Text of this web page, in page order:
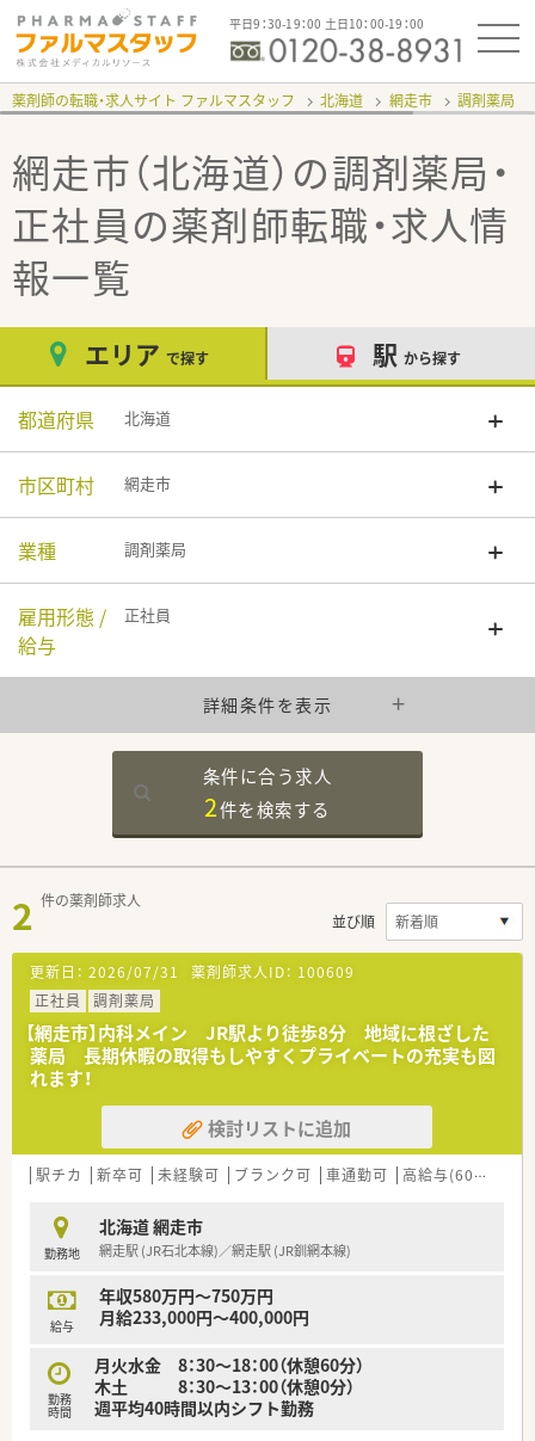
平日9：30-19：00 土日10：00-19：00
薬剤師の転職・求人サイト ファルマスタッフ 北海道 網走市 調剤薬局
網走市（北海道）の調剤薬局・
正社員の薬剤師転職・求人情
報一覧
エリア で探す 駅 から探す
都道府県 北海道
市区町村 網走市
業種 調剤薬局
雇用形態 /
給与
正社員
詳細条件を表示
条件に合う求人
2件を検索する
2 件の薬剤師求人
並び順
更新日： 2026/07/31 薬剤師求人ID： 100609
正社員
調剤薬局
【網走市】内科メイン JR駅より徒歩8分 地域に根ざした
薬局 長期休暇の取得もしやすくプライベートの充実も図
れます！
検討リストに追加
駅チカ 新卒可 未経験可 ブランク可 車通勤可 高給与(600万円以上)
勤務地
北海道 網走市
網走駅 (JR石北本線)／網走駅 (JR釧網本線)
給与
年収580万円～750万円
月給233,000円～400,000円
勤務
時間
月火水金 8：30～18：00（休憩60分）
木土 8：30～13：00（休憩0分）
週平均40時間以内シフト勤務